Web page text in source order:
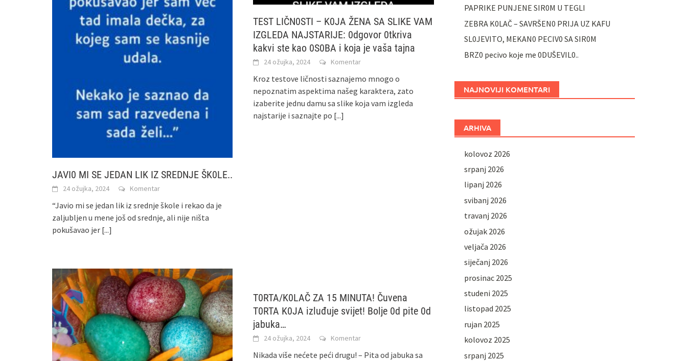
JAVI0 MI SE JEDAN LIK IZ SREDNJE ŠK0LE..
24 ožujka, 2024 Komentar
“Javio mi se jedan lik iz srednje škole i rekao da je
zaljubljen u mene još od srednje, ali nije ništa
pokušavao jer [...]
TEST LIČN0STI – K0JA ŽENA SA SLIKE VAM
IZGLEDA NAJSTARIJE: 0dgovor 0tkriva
kakvi ste kao 0S0BA i koja je vaša tajna
24 ožujka, 2024 Komentar
Kroz testove ličnosti saznajemo mnogo o
nepoznatim aspektima našeg karaktera, zato
izaberite jednu damu sa slike koja vam izgleda
najstarije i saznajte po [...]
T0RTA/K0LAČ ZA 15 MINUTA! Čuvena
T0RTA K0JA izluđuje svijet! Bolje 0d pite 0d
jabuka…
24 ožujka, 2024 Komentar
Nikada više nećete peći drugu! – Pita od jabuka sa
PAPRIKE PUNJENE SIR0M U TEGLI
ZEBRA K0LAČ – SAVRŠEN0 PRIJA UZ KAFU
SL0JEVITO, MEKAN0 PECIV0 SA SIR0M
BRZ0 pecivo koje me 0DUŠEVIL0..
NAJNOVIJI KOMENTARI
ARHIVA
kolovoz 2026
srpanj 2026
lipanj 2026
svibanj 2026
travanj 2026
ožujak 2026
veljača 2026
siječanj 2026
prosinac 2025
studeni 2025
listopad 2025
rujan 2025
kolovoz 2025
srpanj 2025